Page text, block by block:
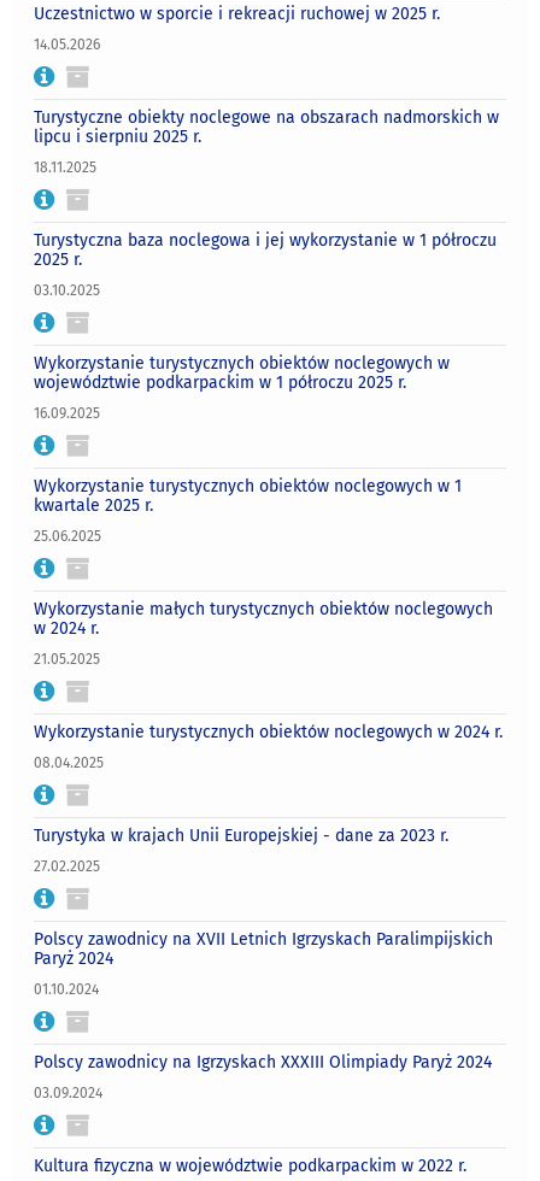
Uczestnictwo w sporcie i rekreacji ruchowej w 2025 r.
14.05.2026
Turystyczne obiekty noclegowe na obszarach nadmorskich w
lipcu i sierpniu 2025 r.
18.11.2025
Turystyczna baza noclegowa i jej wykorzystanie w 1 półroczu
2025 r.
03.10.2025
Wykorzystanie turystycznych obiektów noclegowych w
województwie podkarpackim w 1 półroczu 2025 r.
16.09.2025
Wykorzystanie turystycznych obiektów noclegowych w 1
kwartale 2025 r.
25.06.2025
Wykorzystanie małych turystycznych obiektów noclegowych
w 2024 r.
21.05.2025
Wykorzystanie turystycznych obiektów noclegowych w 2024 r.
08.04.2025
Turystyka w krajach Unii Europejskiej - dane za 2023 r.
27.02.2025
Polscy zawodnicy na XVII Letnich Igrzyskach Paralimpijskich
Paryż 2024
01.10.2024
Polscy zawodnicy na Igrzyskach XXXIII Olimpiady Paryż 2024
03.09.2024
Kultura fizyczna w województwie podkarpackim w 2022 r.